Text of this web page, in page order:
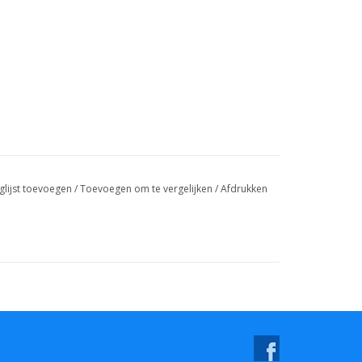
toevoegen /Toevoegen om te vergelijken /Afdrukken